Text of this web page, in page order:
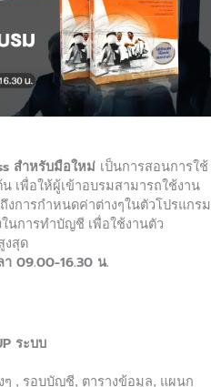
สำหรับมือใหม่ เป็นการสอนการใช้
เพื่อให้ผู้เข้าอบรมสามารถใช้งาน
งการกำหนดค่าต่างๆในตัวโปรแกรม
นการทำบัญชี เพื่อใช้งานตัว
งสุด
า 09.00-16.30 น.
ระบบ
ๆ , รอบบัญชี, ตารางข้อมูล, แผนก